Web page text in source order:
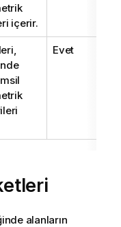
içerir.
Evet
alanların